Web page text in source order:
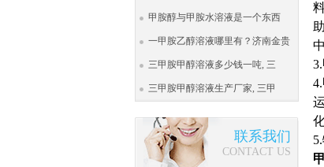
甲胺醇与甲胺水溶液是一个东西
一甲胺乙醇溶液哪里有？济南金贵
三甲胺甲醇溶液多少钱一吨, 三
三甲胺甲醇溶液生产厂家, 三甲
联系我们
CONTACT US
3.
4.
5.